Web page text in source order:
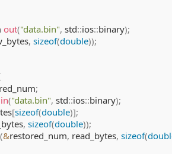
out("data.bin", std::ios::binary);
, sizeof(double));
;
in("data.bin", std::ios::binary);
[sizeof(double)];
, sizeof(double));
(&restored_num, read_bytes, sizeof(